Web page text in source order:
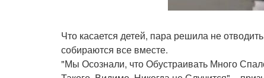
Что касается детей, пара решила не
собираются все вместе.
"Мы Осознали, что Обустраивать Много